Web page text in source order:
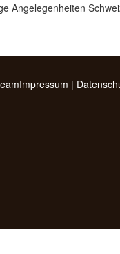
Angelegenheiten
Impressum |